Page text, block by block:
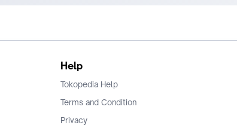
Help
Tokopedia Help
Terms and Condition
Privacy